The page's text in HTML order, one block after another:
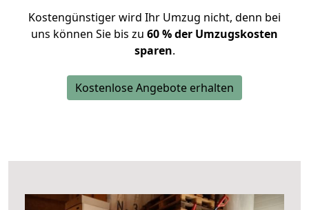
Kostengünstiger wird Ihr Umzug nicht, denn bei
uns können Sie bis zu 60 % der Umzugskosten
sparen.
Kostenlose Angebote erhalten